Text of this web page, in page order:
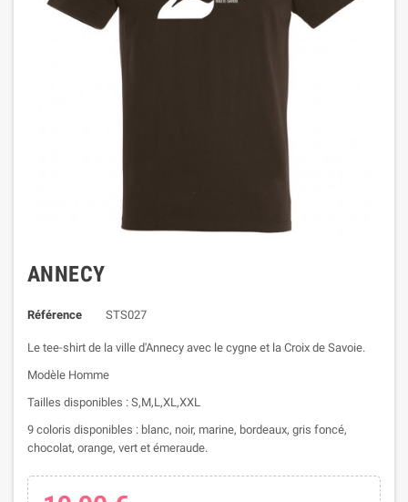
ANNECY
Référence STS027
Le tee-shirt de la ville d'Annecy avec le cygne et la Croix de Savoie.
Modèle Homme
Tailles disponibles : S,M,L,XL,XXL
9 coloris disponibles : blanc, noir, marine, bordeaux, gris foncé,
chocolat, orange, vert et émeraude.